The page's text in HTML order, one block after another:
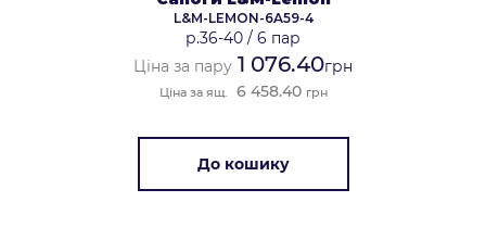
L&M-LEMON-6A59-4
р.36-40 / 6 пар
Ціна за пару 1 076.40грн
Ціна за ящ. 6 458.40 грн
До кошику